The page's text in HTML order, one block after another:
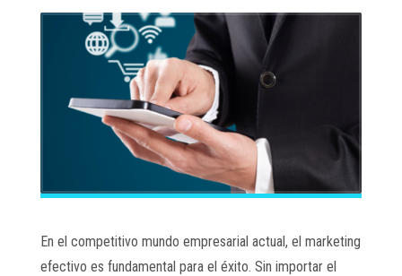
En el competitivo mundo empresarial actual, el marketing
efectivo es fundamental para el éxito. Sin importar el